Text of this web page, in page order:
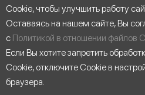
Cookie, чтобы улучшить работу
Оставаясь на нашем сайте, Вы
с Политикой в отношении файлов
Если Вы хотите запретить
Cookie, отключите Cookie в
браузера.